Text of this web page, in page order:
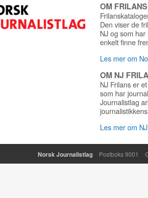
OM
Den viser de
NJ og som
enkelt finne
Les mer om
OM NJ
NJ Frilans er
som har
Journalistlag
Les mer om
Norsk Journalistlag Postboks 9001